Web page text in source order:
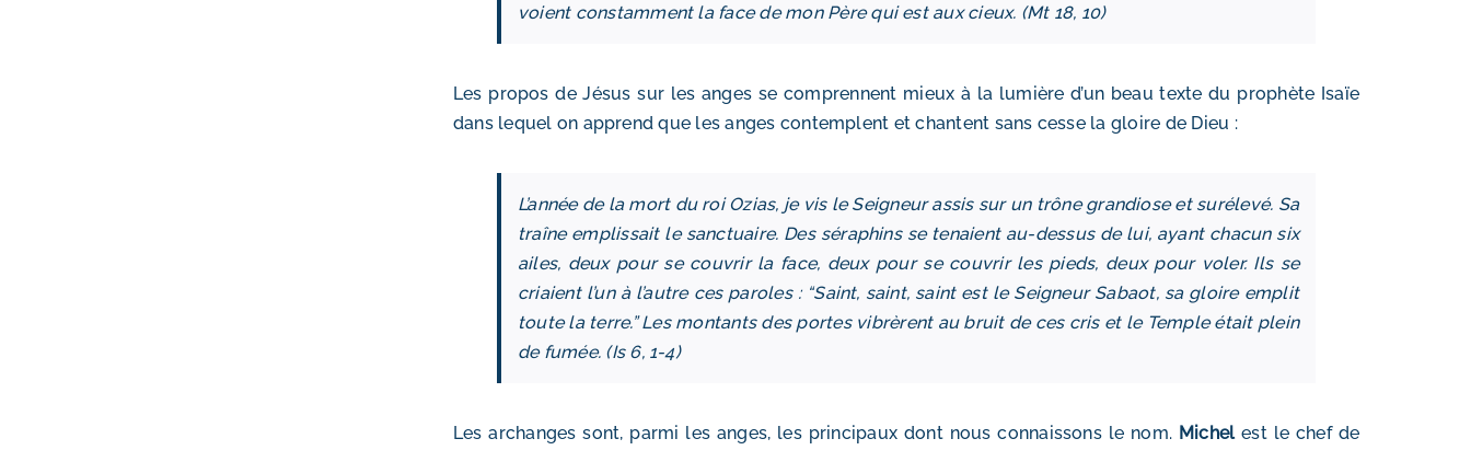
voient constamment la face de mon Père qui est aux cieux. (Mt 18, 10)
Les propos de Jésus sur les anges se comprennent mieux à la lumière d’un beau texte du prophète Isaïe
dans lequel on apprend que les anges contemplent et chantent sans cesse la gloire de Dieu :
L’année de la mort du roi Ozias, je vis le Seigneur assis sur un trône grandiose et surélevé. Sa
traîne emplissait le sanctuaire. Des séraphins se tenaient au-dessus de lui, ayant chacun six
ailes, deux pour se couvrir la face, deux pour se couvrir les pieds, deux pour voler. Ils se
criaient l’un à l’autre ces paroles : “Saint, saint, saint est le Seigneur Sabaot, sa gloire emplit
toute la terre.” Les montants des portes vibrèrent au bruit de ces cris et le Temple était plein
de fumée. (Is 6, 1‑4)
Les archanges sont, parmi les anges, les principaux dont nous connaissons le nom. Michelest le chef de